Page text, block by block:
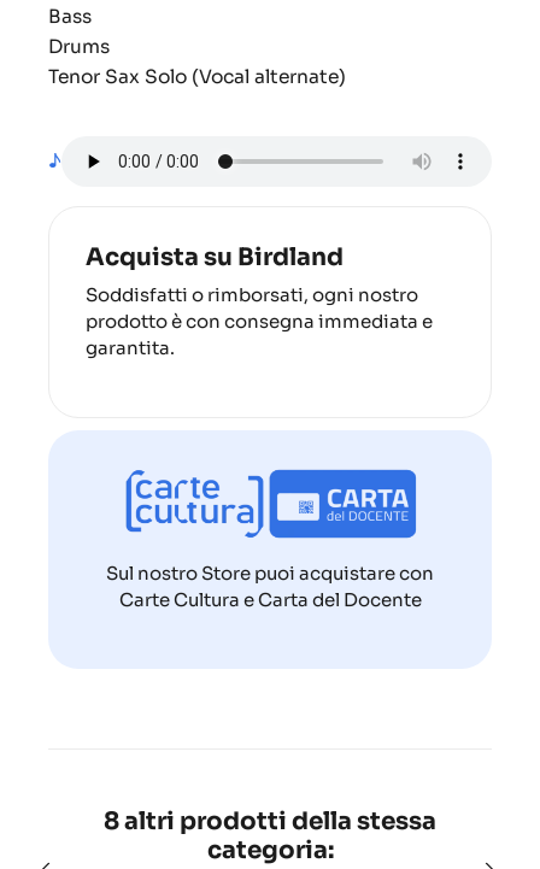
Bass
Drums
Tenor Sax Solo (Vocal alternate)
♪
Acquista su Birdland
Soddisfatti o rimborsati, ogni nostro
prodotto è con consegna immediata e
garantita.
Sul nostro Store puoi acquistare con
Carte Cultura e Carta del Docente
8 altri prodotti della stessa
categoria: